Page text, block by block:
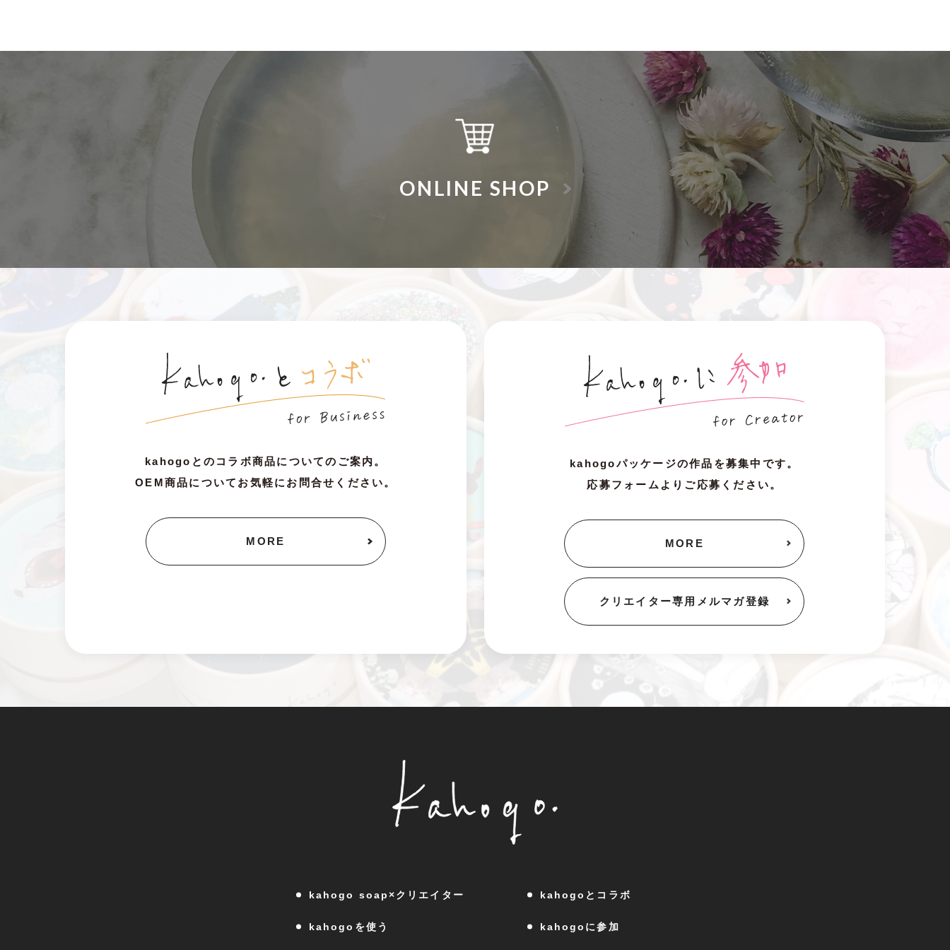
ONLINE SHOP
kahogoとのコラボ商品についてのご案内。
OEM商品についてお気軽にお問合せください。
MORE
kahogoパッケージの作品を募集中です。
応募フォームよりご応募ください。
MORE
クリエイター専用 メルマガ登録
kahogo soap×クリエイター
kahogoを使う
kahogoとコラボ
kahogoに参加